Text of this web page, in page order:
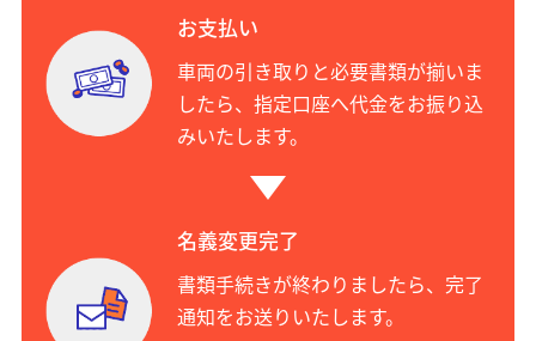
お支払い
車両の引き取りと必要書類が揃いま
したら、指定口座へ代金をお振り込
みいたします。
名義変更完了
書類手続きが終わりましたら、完了
通知をお送りいたします。